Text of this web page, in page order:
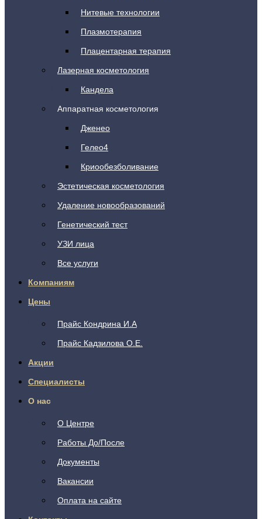
Нитевые технологии
Плазмотерапия
Плацентарная терапия
Лазерная косметология
Кандела
Аппаратная косметология
Дженео
Гелео4
Криообезболивание
Эстетическая косметология
Удаление новообразований
Генетический тест
УЗИ лица
Все услуги
Компаниям
Цены
Прайс Кондрина И.А
Прайс Кадзилова О.Е.
Акции
Специалисты
О нас
О Центре
Работы До/После
Документы
Вакансии
Оплата на сайте